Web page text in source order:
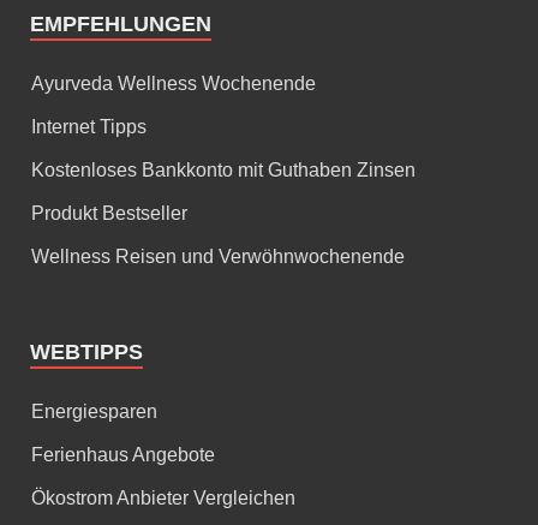
EMPFEHLUNGEN
Ayurveda Wellness Wochenende
Internet Tipps
Kostenloses Bankkonto mit Guthaben Zinsen
Produkt Bestseller
Wellness Reisen und Verwöhnwochenende
WEBTIPPS
Energiesparen
Ferienhaus Angebote
Ökostrom Anbieter Vergleichen